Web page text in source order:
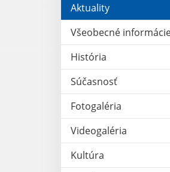
Aktuality
Všeobecné
História
Súčasnosť
Fotogaléria
Videogaléria
Kultúra